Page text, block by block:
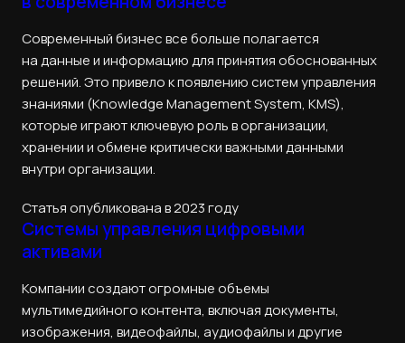
Современный бизнес все больше полагается
на данные и информацию для принятия обоснованных
решений. Это привело к появлению систем управления
знаниями (Knowledge Management System, KMS),
которые играют ключевую роль в организации,
хранении и обмене критически важными данными
внутри организации.
Статья опубликована в 2023 году
Системы управления цифровыми
активами
Компании создают огромные объемы
мультимедийного контента, включая документы,
изображения, видеофайлы, аудиофайлы и другие